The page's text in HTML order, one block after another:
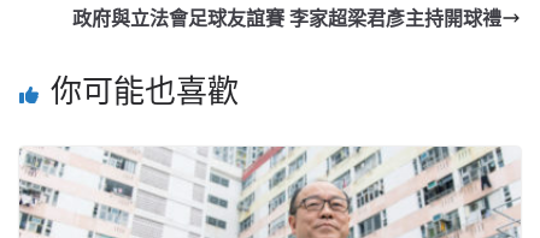
政府與立法會足球友誼賽 李家超梁君彥主持開球禮
你可能也喜歡